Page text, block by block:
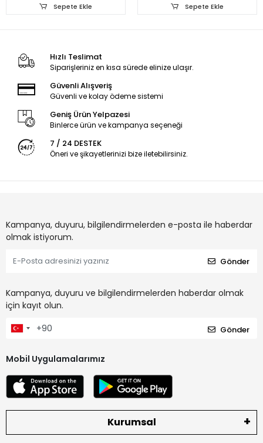
Sepete Ekle Sepete Ekle
Hızlı Teslimat
Siparişleriniz en kısa sürede elinize ulaşır.
Güvenli Alışveriş
Güvenli ve kolay ödeme sistemi
Geniş Ürün Yelpazesi
Binlerce ürün ve kampanya seçeneği
7 / 24 DESTEK
Öneri ve şikayetlerinizi bize iletebilirsiniz.
Kampanya, duyuru, bilgilendirmelerden e-posta ile haberdar
olmak istiyorum.
Gönder
Kampanya, duyuru ve bilgilendirmelerden haberdar olmak
için kayıt olun.
Gönder
Mobil Uygulamalarımız
Kurumsal